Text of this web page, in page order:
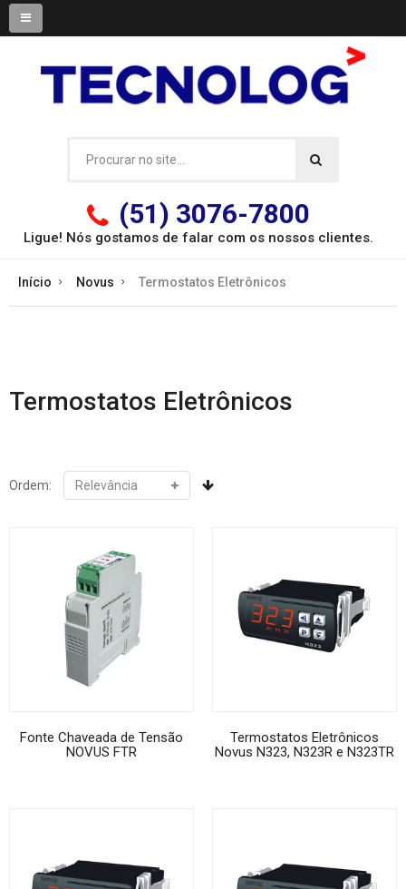
(51) 3076-7800
Ligue! Nós gostamos de falar com os nossos clientes.
Início Novus Termostatos Eletrônicos
Termostatos Eletrônicos
Ordem:
Fonte Chaveada de Tensão
NOVUS FTR
Termostatos Eletrônicos
Novus N323, N323R e N323TR